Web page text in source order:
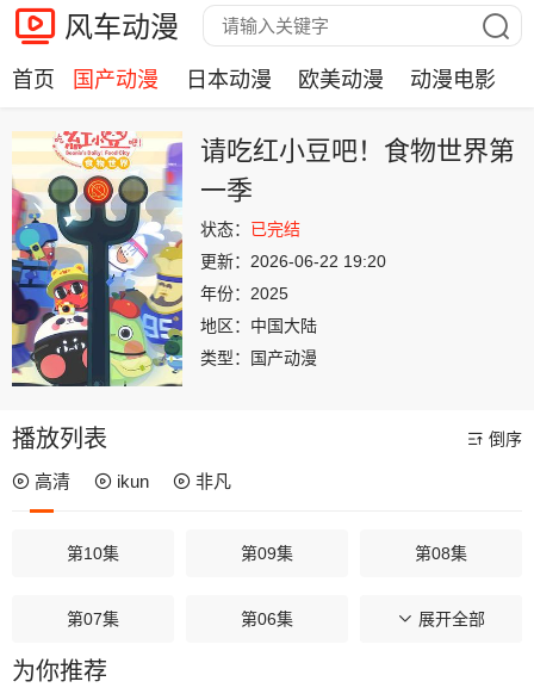
风车动漫
首页 国产动漫 日本动漫 欧美动漫 动漫电影
请吃红小豆吧！食物世界第
一季
状态： 已完结
更新： 2026-06-22 19:20
年份： 2025
地区： 中国大陆
类型：
国产动漫
播放列表 倒序
高清 ikun 非凡
第10集 第09集 第08集
第07集 第06集 第05集
第04集
展开全部
为你推荐